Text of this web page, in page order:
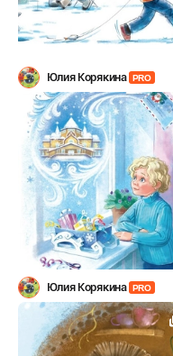
Юлия Корякина PRO
Юлия Корякина PRO